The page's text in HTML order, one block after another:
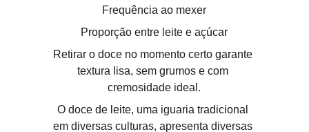
Frequência ao mexer
Proporção entre leite e açúcar
Retirar o doce no momento certo garante
textura lisa, sem grumos e com
cremosidade ideal.
O doce de leite, uma iguaria tradicional
em diversas culturas, apresenta diversas